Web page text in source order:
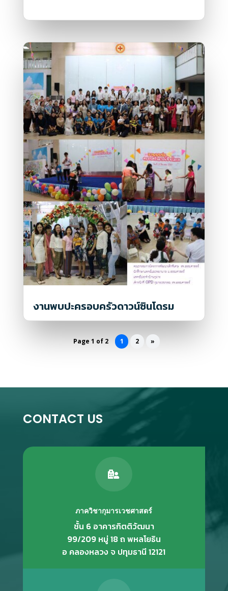
งานพบปะครอบครัวดาวน์ซินโดรม
Page 1 of 2 1 2 »
CONTACT US

ภาควิชากุมารเวชศาสตร์
ชั้น 6 อาคารกิตติวัฒนา
99/209 หมู่ 18 ถ พหลโยธิน
อ คลองหลวง จ ปทุมธานี 12121